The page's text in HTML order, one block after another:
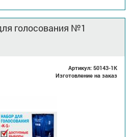
голосования №1
Артикул: 50143-1K
Изготовление на заказ